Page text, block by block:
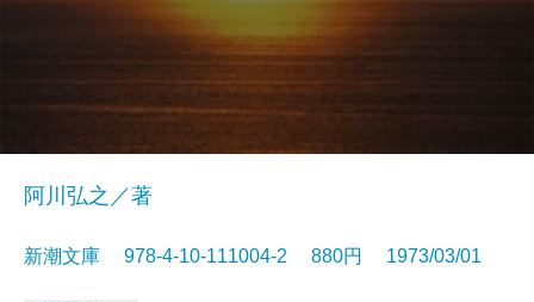
阿川弘之／著
新潮文庫 978-4-10-111004-2 880円 1973/03/01